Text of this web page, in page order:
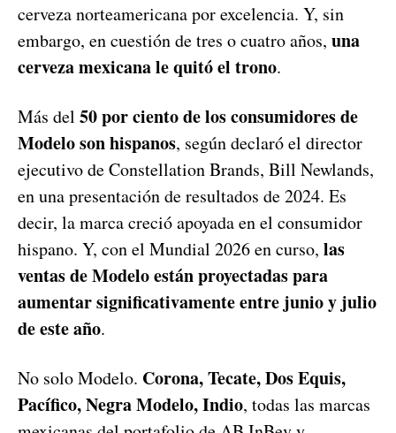
cerveza norteamericana por excelencia. Y, sin
embargo, en cuestión de tres o cuatro años, una
cerveza mexicana le quitó el trono.
Más del 50 por ciento de los consumidores de
Modelo son hispanos, según declaró el director
ejecutivo de Constellation Brands, Bill Newlands,
en una presentación de resultados de 2024. Es
decir, la marca creció apoyada en el consumidor
hispano. Y, con el Mundial 2026 en curso, las
ventas de Modelo están proyectadas para
aumentar significativamente entre junio y julio
de este año.
No solo Modelo. Corona, Tecate, Dos Equis,
Pacífico, Negra Modelo, Indio, todas las marcas